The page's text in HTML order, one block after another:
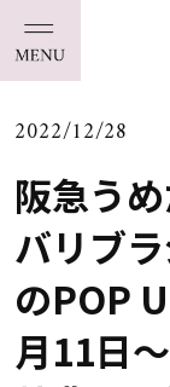
2022/12/28
阪急う
バリブ
のPOP
月11日